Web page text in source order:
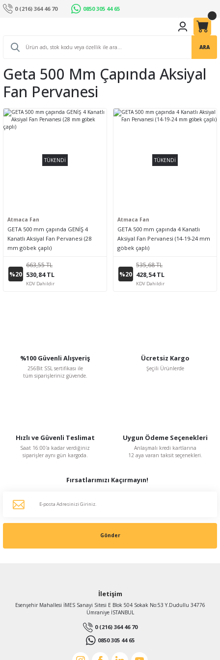
0 (216) 364 46 70 0850 305 44 65
ARA
Geta 500 Mm Çapında Aksiyal
Fan Pervanesi
TÜKENDİ
Atmaca Fan
GETA 500 mm çapında GENİŞ 4
Kanatlı Aksiyal Fan Pervanesi (28
mm göbek çaplı)
%20
663,55 TL
530,84 TL
KDV Dahildir
TÜKENDİ
Atmaca Fan
GETA 500 mm çapında 4 Kanatlı
Aksiyal Fan Pervanesi (14-19-24 mm
göbek çaplı)
%20
535,68 TL
428,54 TL
KDV Dahildir
%100 Güvenli Alışveriş
256Bit SSL sertifikası ile
tüm siparişleriniz güvende.
Ücretsiz Kargo
Şeçili Ürünlerde
Hızlı ve Güvenli Teslimat
Saat 16:00'a kadar verdiğiniz
siparişler aynı gün kargoda.
Uygun Ödeme Seçenekleri
Anlaşmalı kredi kartlarına
12 aya varan taksit seçenekleri.
Fırsatlarımızı Kaçırmayın!
Gönder
İletişim
Esenşehir Mahallesi İMES Sanayi Sitesi E Blok 504 Sokak No:53 Y.Dudullu 34776
Ümraniye İSTANBUL
0 (216) 364 46 70
0850 305 44 65